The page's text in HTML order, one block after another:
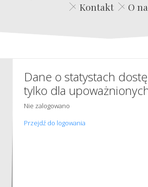
Kontakt
O
Dane o statystach
tylko dla
Nie zalogowano
Przejdź do logowania